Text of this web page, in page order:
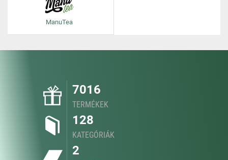
ManuTea
7016
TERMÉKEK
128
KATEGÓRIÁK
2